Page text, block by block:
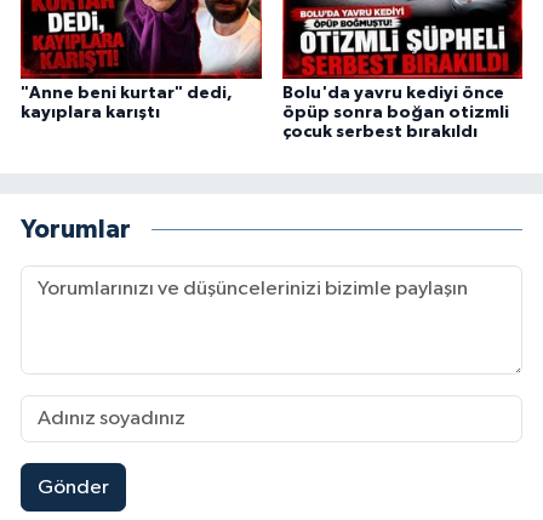
"Anne beni kurtar" dedi,
kayıplara karıştı
Bolu'da yavru kediyi önce
öpüp sonra boğan otizmli
çocuk serbest bırakıldı
Yorumlar
Gönder